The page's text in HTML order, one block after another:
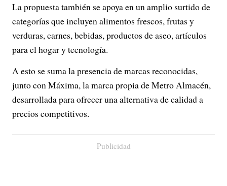
La propuesta también se apoya en un amplio surtido de
categorías que incluyen alimentos frescos, frutas y
verduras, carnes, bebidas, productos de aseo, artículos
para el hogar y tecnología.
A esto se suma la presencia de marcas reconocidas,
junto con Máxima, la marca propia de Metro Almacén,
desarrollada para ofrecer una alternativa de calidad a
precios competitivos.
Publicidad